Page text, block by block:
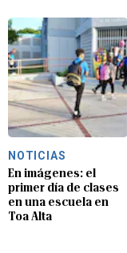
NOTICIAS
En imágenes: el
primer día de clases
en una escuela en
Toa Alta